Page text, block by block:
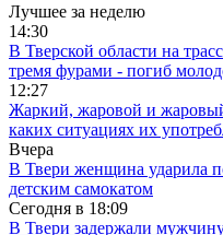
Лучшее за неделю
14:30
В Тверской области на
тремя фурами - погиб
12:27
Жаркий, жаровой и
каких ситуациях их
Вчера
В Твери женщина ударила
детским самокатом
Сегодня в 18:09
В Твери задержали